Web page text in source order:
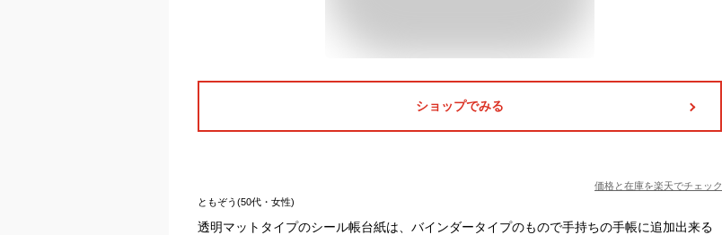
ショップでみる
価格と在庫を楽天でチェック
ともぞう(50代・女性)
透明マットタイプのシール帳台紙は、バインダータイプのもので手持ちの手帳に追加出来る